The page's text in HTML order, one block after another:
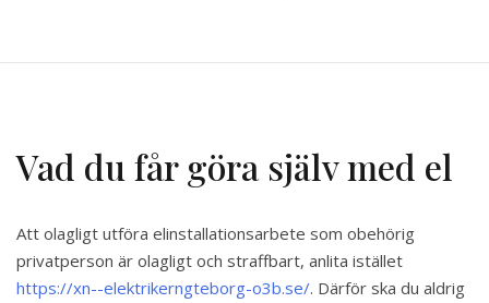
Vad du får göra själv med el
Att olagligt utföra elinstallationsarbete som obehörig
privatperson är olagligt och straffbart, anlita istället
https://xn--elektrikerngteborg-o3b.se/. Därför ska du aldrig